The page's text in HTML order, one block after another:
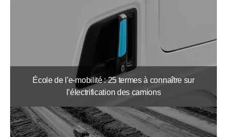
École de l'e-mobilité : 25 termes à connaître sur
l’électrification des camions